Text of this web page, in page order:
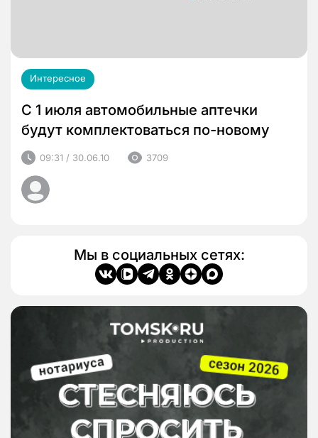
Интересное
С 1 июля автомобильные аптечки
будут комплектоваться по-новому
09:31 / 30.06.10 3709
Мы в социальных сетях: